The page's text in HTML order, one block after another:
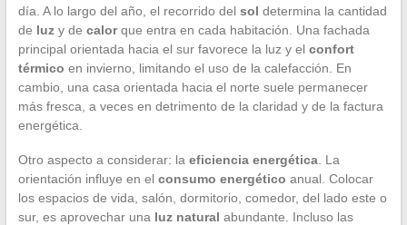
día. A lo largo del año, el recorrido del sol determina la cantidad
de luzy de calorque entra en cada habitación. Una fachada
principal orientada hacia el sur favorece la luz y el confort
térmico en invierno, limitando el uso de la calefacción. En
cambio, una casa orientada hacia el norte suele permanecer
más fresca, a veces en detrimento de la claridad y de la factura
energética.
Otro aspecto a considerar: la eficiencia energética. La
orientación influye en el consumo energético anual. Colocar
los espacios de vida, salón, dormitorio, comedor, del lado este o
sur, es aprovechar una luz natural abundante. Incluso las